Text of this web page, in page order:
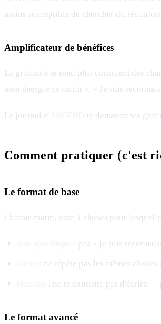
moins susceptible de chercher du
Amplificateur de bénéfices
La gratitude te rend plus conscient des
mon énergie ce matin », « Je suis
Le journal d' te demande tes
Comment pratiquer (c'est
Le format de base
Chaque matin, note 3 choses pour
: pas « je suis
: ne répète pas les mêmes
: ne te contente pas d'écrire —
Le format avancé